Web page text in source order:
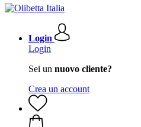
Login
Login
Sei un nuovo cliente?
Crea un account